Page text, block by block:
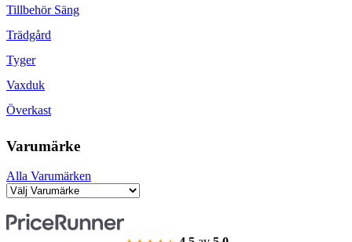
Tillbehör Säng
Trädgård
Tyger
Vaxduk
Överkast
Varumärke
Alla Varumärken